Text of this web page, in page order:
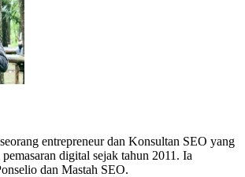
entrepreneur dan Konsultan SEO yang
digital sejak tahun 2011. Ia
dan Mastah SEO.